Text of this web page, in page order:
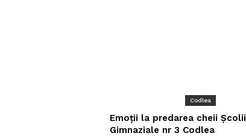
Codlea
Emoții la predarea cheii Școlii
Gimnaziale nr 3 Codlea